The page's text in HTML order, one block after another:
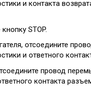
и контакта
STOP.
отсоедините
и ответного
провод
контакта